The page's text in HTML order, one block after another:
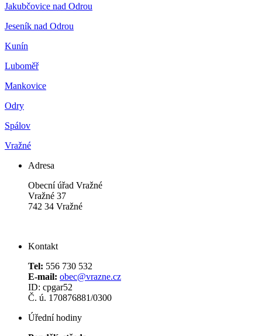
Jakubčovice nad Odrou
Jeseník nad Odrou
Kunín
Luboměř
Mankovice
Odry
Spálov
Vražné
Adresa
Obecní úřad Vražné
Vražné 37
742 34 Vražné
Kontakt
Tel: 556 730 532
E-mail: obec@vrazne.cz
ID: cpgar52
Č. ú. 170876881/0300
Úřední hodiny